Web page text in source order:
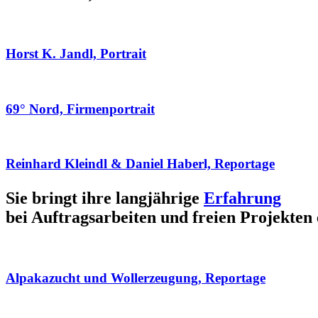
Horst K. Jandl, Portrait
69° Nord, Firmenportrait
Reinhard Kleindl & Daniel Haberl, Reportage
Sie bringt ihre langjährige Erfahrung
bei Auftragsarbeiten und freien Projekten
Alpakazucht und Wollerzeugung, Reportage